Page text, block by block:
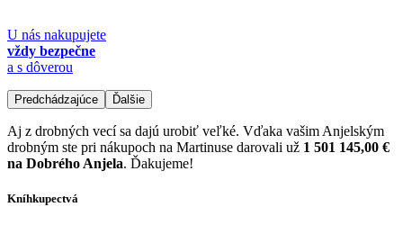
U nás nakupujete
vždy bezpečne
a s dôverou
Predchádzajúce Ďalšie
Aj z drobných vecí sa dajú urobiť veľké. Vďaka vašim Anjelským
drobným ste pri nákupoch na Martinuse darovali už 1 501 145,00 €
na Dobrého Anjela. Ďakujeme!
Kníhkupectvá